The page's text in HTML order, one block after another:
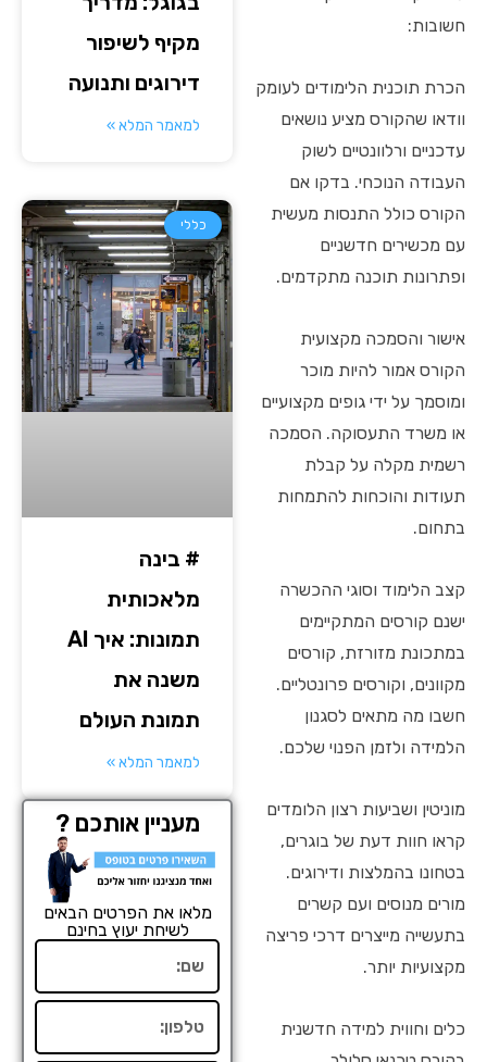
חשובות:
הכרת תוכנית הלימודים לעומק
וודאו שהקורס מציע נושאים
עדכניים ורלוונטיים לשוק
העבודה הנוכחי. בדקו אם
הקורס כולל התנסות מעשית
עם מכשירים חדשניים
ופתרונות תוכנה מתקדמים.
אישור והסמכה מקצועית
הקורס אמור להיות מוכר
ומוסמך על ידי גופים מקצועיים
או משרד התעסוקה. הסמכה
רשמית מקלה על קבלת
תעודות והוכחות להתמחות
בתחום.
קצב הלימוד וסוגי ההכשרה
ישנם קורסים המתקיימים
במתכונת מזורזת, קורסים
מקוונים, וקורסים פרונטליים.
חשבו מה מתאים לסגנון
הלמידה ולזמן הפנוי שלכם.
מוניטין ושביעות רצון הלומדים
קראו חוות דעת של בוגרים,
בטחונו בהמלצות ודירוגים.
מורים מנוסים ועם קשרים
בתעשייה מייצרים דרכי פריצה
מקצועיות יותר.
כלים וחווית למידה חדשנית
מקיף לשיפור
דירוגים ותנועה
למאמר המלא »
כללי
# בינה
מלאכותית
תמונות: איך AI
משנה את
תמונת העולם
למאמר המלא »
מעניין אותכם ?
מלאו את הפרטים הבאים
לשיחת יעוץ בחינם